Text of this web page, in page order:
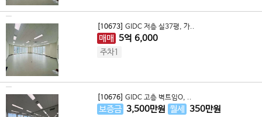
[10673] GIDC 저층 실37평, 가..
매매 5억 6,000
주차1
[10676] GIDC 고층 벽트임O, ..
보증금 3,500만원 월세 350만원